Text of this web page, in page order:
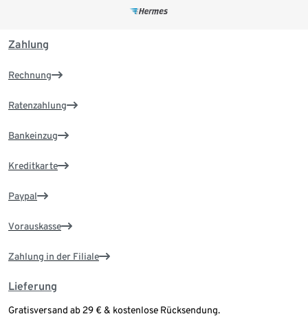
Zahlung
Rechnung
Ratenzahlung
Bankeinzug
Kreditkarte
Paypal
Vorauskasse
Zahlung in der Filiale
Lieferung
Gratisversand ab 29 € & kostenlose Rücksendung.